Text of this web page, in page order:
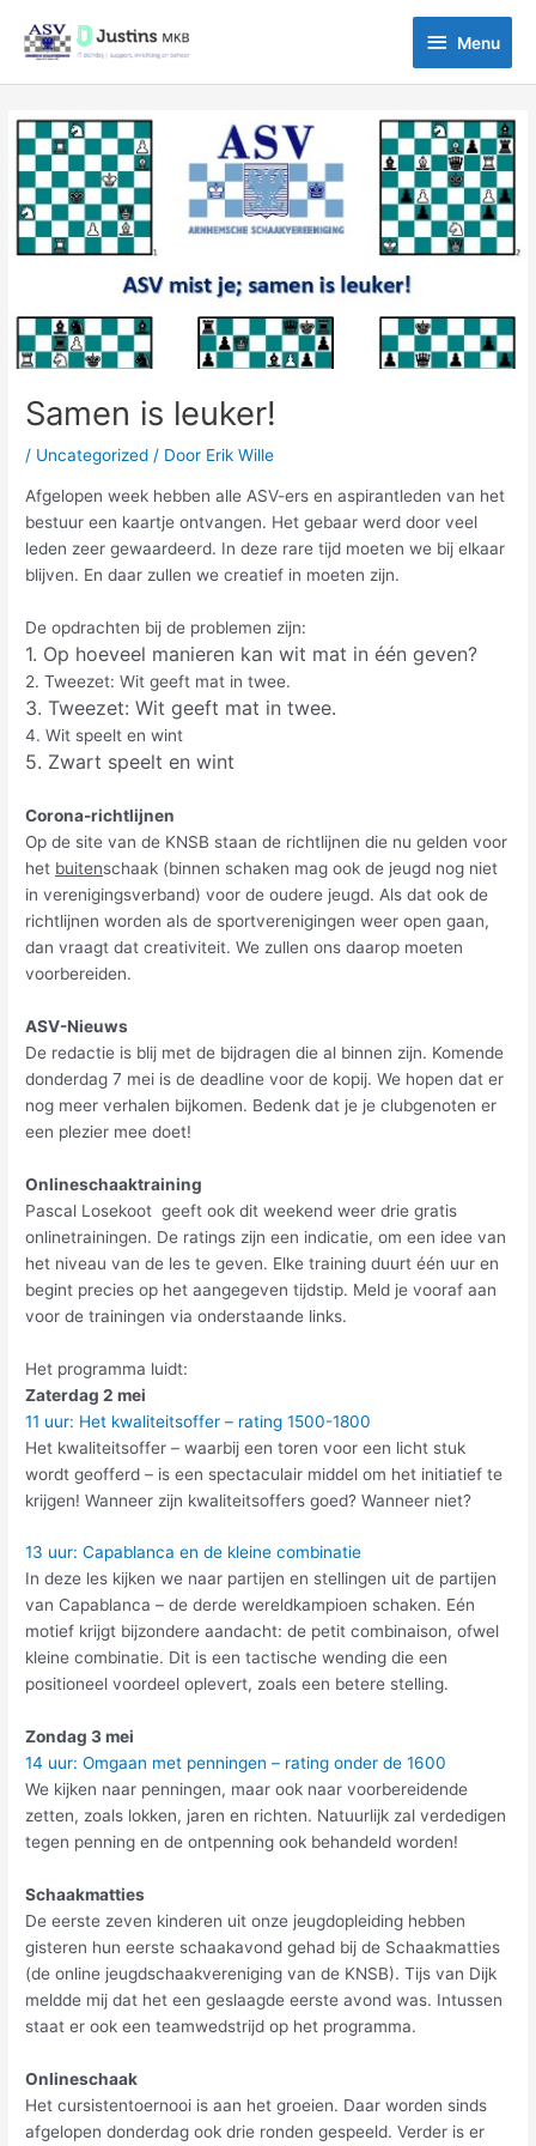
naar
inhoud
Menu
Menu
Samen is leuker!
/ Uncategorized / Door Erik Wille
Afgelopen week hebben alle ASV-ers en aspirantleden van het
bestuur een kaartje ontvangen. Het gebaar werd door veel
leden zeer gewaardeerd. In deze rare tijd moeten we bij elkaar
blijven. En daar zullen we creatief in moeten zijn.
De opdrachten bij de problemen zijn:
1. Op hoeveel manieren kan wit mat in één geven?
2. Tweezet: Wit geeft mat in twee.
3. Tweezet: Wit geeft mat in twee.
4. Wit speelt en wint
5. Zwart speelt en wint
Corona-richtlijnen
Op de site van de KNSB staan de richtlijnen die nu gelden voor
het buitenschaak (binnen schaken mag ook de jeugd nog niet
in verenigingsverband) voor de oudere jeugd. Als dat ook de
richtlijnen worden als de sportverenigingen weer open gaan,
dan vraagt dat creativiteit. We zullen ons daarop moeten
voorbereiden.
ASV-Nieuws
De redactie is blij met de bijdragen die al binnen zijn. Komende
donderdag 7 mei is de deadline voor de kopij. We hopen dat er
nog meer verhalen bijkomen. Bedenk dat je je clubgenoten er
een plezier mee doet!
Onlineschaaktraining
Pascal Losekoot geeft ook dit weekend weer drie gratis
onlinetrainingen. De ratings zijn een indicatie, om een idee van
het niveau van de les te geven. Elke training duurt één uur en
begint precies op het aangegeven tijdstip. Meld je vooraf aan
voor de trainingen via onderstaande links.
Het programma luidt:
Zaterdag 2 mei
11 uur: Het kwaliteitsoffer – rating 1500-1800
Het kwaliteitsoffer – waarbij een toren voor een licht stuk
wordt geofferd – is een spectaculair middel om het initiatief te
krijgen! Wanneer zijn kwaliteitsoffers goed? Wanneer niet?
13 uur: Capablanca en de kleine combinatie
In deze les kijken we naar partijen en stellingen uit de partijen
van Capablanca – de derde wereldkampioen schaken. Eén
motief krijgt bijzondere aandacht: de petit combinaison, ofwel
kleine combinatie. Dit is een tactische wending die een
positioneel voordeel oplevert, zoals een betere stelling.
Zondag 3 mei
14 uur: Omgaan met penningen – rating onder de 1600
We kijken naar penningen, maar ook naar voorbereidende
zetten, zoals lokken, jaren en richten. Natuurlijk zal verdedigen
tegen penning en de ontpenning ook behandeld worden!
Schaakmatties
De eerste zeven kinderen uit onze jeugdopleiding hebben
gisteren hun eerste schaakavond gehad bij de Schaakmatties
(de online jeugdschaakvereniging van de KNSB). Tijs van Dijk
meldde mij dat het een geslaagde eerste avond was. Intussen
staat er ook een teamwedstrijd op het programma.
Onlineschaak
Het cursistentoernooi is aan het groeien. Daar worden sinds
afgelopen donderdag ook drie ronden gespeeld. Verder is er
Bericht
navigatie